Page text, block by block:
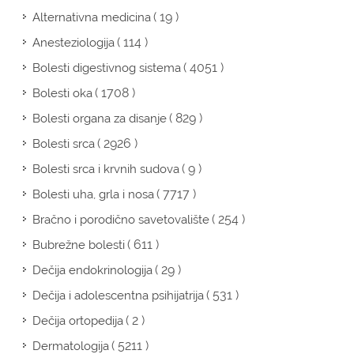
Alternativna medicina( 19 )
Anesteziologija( 114 )
Bolesti digestivnog sistema( 4051 )
Bolesti oka( 1708 )
Bolesti organa za disanje( 829 )
Bolesti srca( 2926 )
Bolesti srca i krvnih sudova( 9 )
Bolesti uha, grla i nosa( 7717 )
Bračno i porodično savetovalište( 254 )
Bubrežne bolesti( 611 )
Dečija endokrinologija( 29 )
Dečija i adolescentna psihijatrija( 531 )
Dečija ortopedija( 2 )
Dermatologija( 5211 )